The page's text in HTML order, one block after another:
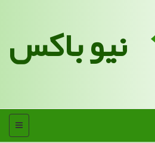
نیو باکس
منو